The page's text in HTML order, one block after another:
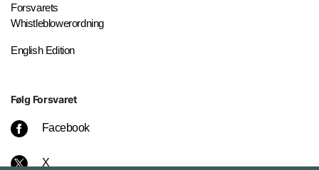
Forsvarets
Whistleblowerordning
English Edition
Følg Forsvaret
Facebook
X